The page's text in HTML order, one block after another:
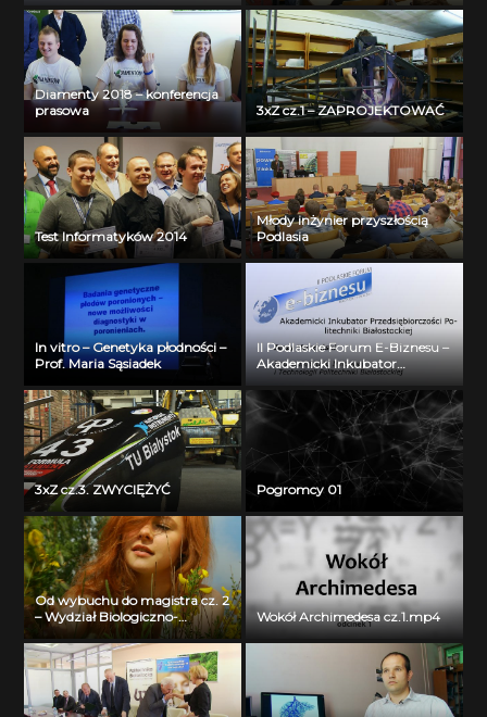
Białostockiej – Jerzy Muszyński
Diamenty 2018 – konferencja
prasowa
3xZ cz.1 – ZAPROJEKTOWAĆ
Test Informatyków 2014
Młody inżynier przyszłością
Podlasia
In vitro – Genetyka płodności –
Prof. Maria Sąsiadek
II Podlaskie Forum E-Biznesu –
Akademicki Inkubator
Przedsiębiorczości Politechniki
Białostockiej – Jerzy Muszyński
3xZ cz.3. ZWYCIĘŻYĆ Pogromcy 01
Od wybuchu do magistra cz. 2
– Wydział Biologiczno-
Chemiczny Uniwersytetu w
Białymstoku
Wokół Archimedesa cz.1.mp4